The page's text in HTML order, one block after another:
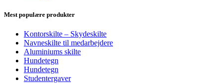
Mest populære produkter
Kontorskilte – Skydeskilte
Navneskilte til medarbejdere
Aluminiums skilte
Hundetegn
Hundetegn
Studentergaver